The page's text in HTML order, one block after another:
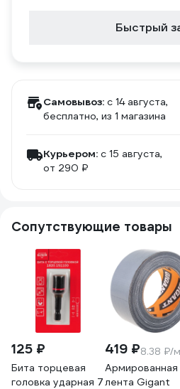
Быстрый
Самовывоз: c 14 августа,
бесплатно, из 1 магазина
Курьером: c 15 августа,
от 290 ₽
Сопутствующие товары
125 ₽
Бита торцевая
головка ударная 7
419 ₽8.38 ₽/м
Армированная
лента Gigant